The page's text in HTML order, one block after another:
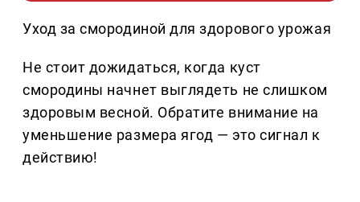
Уход за смородиной для здорового урожая
Не стоит дожидаться, когда куст
смородины начнет выглядеть не слишком
здоровым весной. Обратите внимание на
уменьшение размера ягод — это сигнал к
действию!